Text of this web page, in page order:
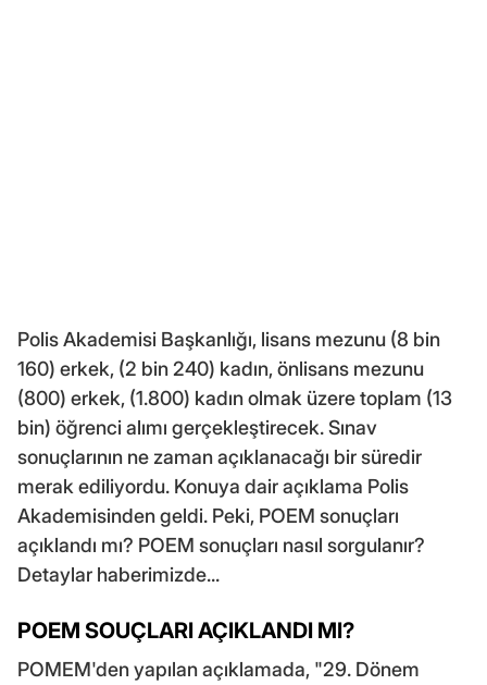
Polis Akademisi Başkanlığı, lisans mezunu (8 bin
160) erkek, (2 bin 240) kadın, önlisans mezunu
(800) erkek, (1.800) kadın olmak üzere toplam (13
bin) öğrenci alımı gerçekleştirecek. Sınav
sonuçlarının ne zaman açıklanacağı bir süredir
merak ediliyordu. Konuya dair açıklama Polis
Akademisinden geldi. Peki, POEM sonuçları
açıklandı mı? POEM sonuçları nasıl sorgulanır?
Detaylar haberimizde...
POEM SOUÇLARI AÇIKLANDI MI?
POMEM'den yapılan açıklamada, "29. Dönem